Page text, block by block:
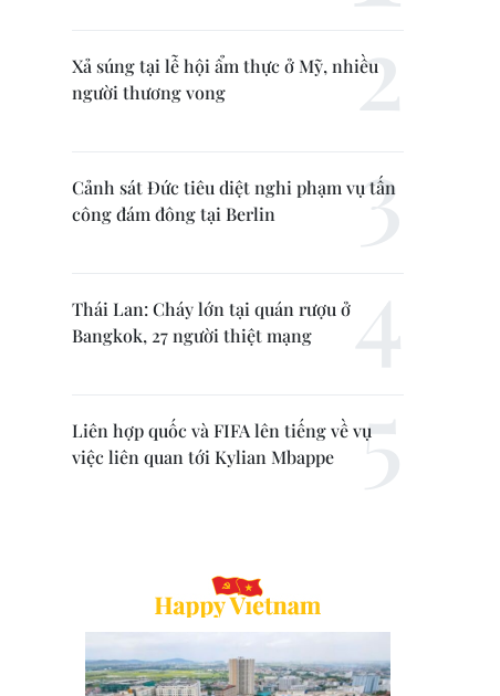
Xả súng tại lễ hội ẩm thực ở Mỹ, nhiều
người thương vong
Cảnh sát Đức tiêu diệt nghi phạm vụ tấn
công đám đông tại Berlin
Thái Lan: Cháy lớn tại quán rượu ở
Bangkok, 27 người thiệt mạng
Liên hợp quốc và FIFA lên tiếng về vụ
việc liên quan tới Kylian Mbappe